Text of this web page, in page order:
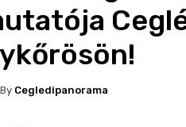
By Cegledipanorama